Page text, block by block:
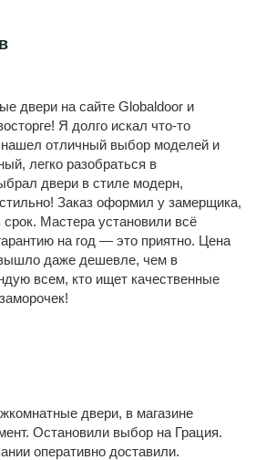
двери на сайте Globaldoor и
Я долго искал что-то
отличный выбор моделей и
легко разобраться в
двери в стиле модерн,
Заказ оформил у замерщика,
Мастера установили всё
на год — это приятно. Цена
даже дешевле, чем в
всем, кто ищет качественные
двери, в магазине
Остановили выбор на Грация.
оперативно доставили.